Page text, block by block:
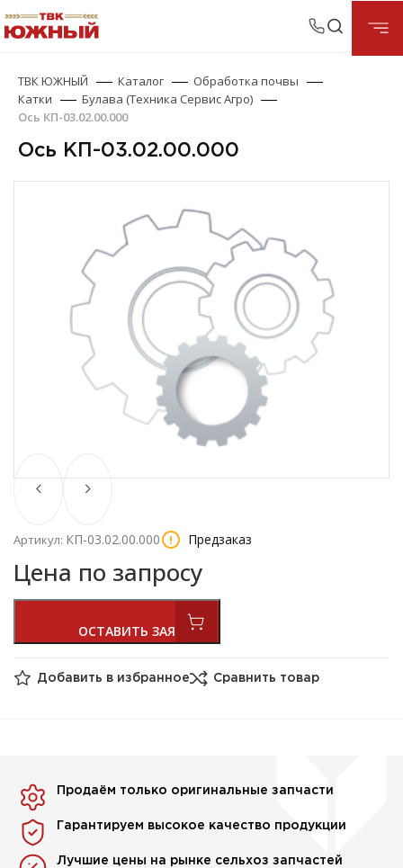
ТВК ЮЖНЫЙ Каталог
Обработка почвы
Катки
Булава (Техника Сервис Агро)
Ось КП-03.02.00.000
Ось КП-03.02.00.000
Артикул: КП-03.02.00.000 Предзаказ
Цена по запросу
Добавить в избранное Сравнить товар
Продаём только оригинальные запчасти
Гарантируем высокое качество продукции
Лучшие цены на рынке сельхоз запчастей